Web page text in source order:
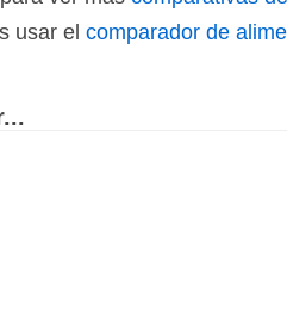
usar el comparador de